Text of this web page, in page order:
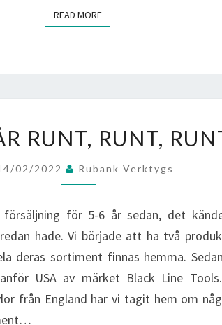
READ MOREREAD MORE
GÅR
RUNT,
RUNT,
RUNT, RUNT,
02/2022 Rubank Verktygs
för 5-6 år sedan, det
hade. Vi började att ha två
deras sortiment finnas hemma.
USA av märket Black Line
från England har vi tagit hem om